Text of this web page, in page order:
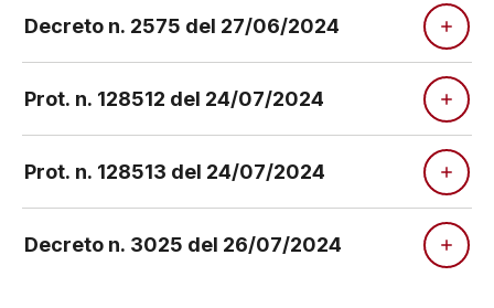
Decreto n. 2575 del 27/06/2024
Prot. n. 128512 del 24/07/2024
Prot. n. 128513 del 24/07/2024
Decreto n. 3025 del 26/07/2024